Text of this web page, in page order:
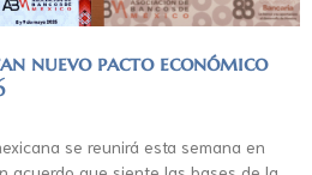
nuevo pacto económico
se reunirá esta semana en